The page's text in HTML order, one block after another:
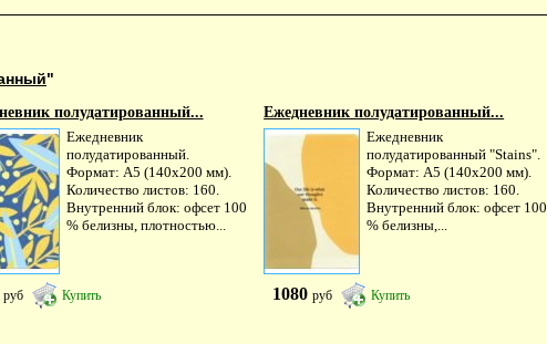
"
полудатированный...
Ежедневник
полудатированный.
Формат: А5 (140х200 мм).
Количество листов: 160.
Внутренний блок: офсет 100
% белизны, плотностью...
руб Купить
Ежедневник полудатированный...
Ежедневник
полудатированный "Stains".
Формат: А5 (140х200 мм).
Количество листов: 160.
Внутренний блок: офсет 100
% белизны,...
1080руб Купить